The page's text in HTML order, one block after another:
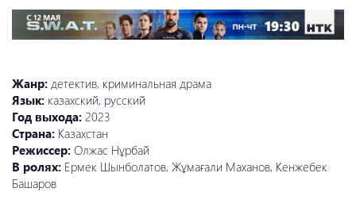
Жанр: детектив, криминальная драма
Язык: казахский, русский
Год выхода: 2023
Страна: Казахстан
Режиссер: Олжас Нұрбай
В ролях: Ермек Шынболатов, Жұмағали Маханов, Кенжебек
Башаров